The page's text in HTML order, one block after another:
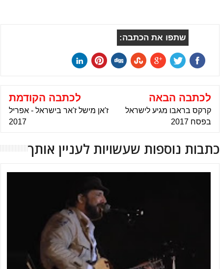
שתפו את הכתבה:
לכתבה הבאה
קרקס בראבו מגיע לישראל
בפסח 2017
לכתבה הקודמת
ז'אן מישל ז'אר בישראל - אפריל
2017
כתבות נוספות שעשויות לעניין אותך